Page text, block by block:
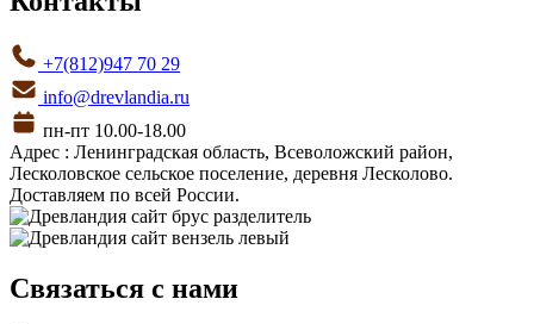
+7(812)947 70 29
info@drevlandia.ru
пн-пт 10.00-18.00
Адрес : Ленинградская область, Всеволожский район,
Лесколовское сельское поселение, деревня Лесколово.
Доставляем по всей России.
Связаться с нами